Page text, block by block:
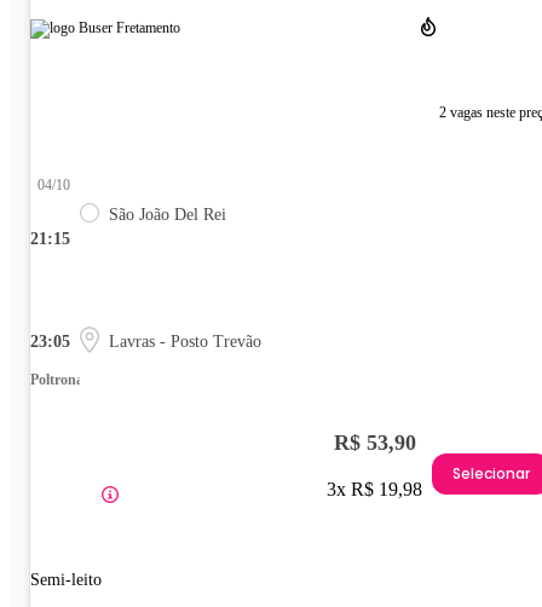
2 vagas neste
21:15
04/10
São João Del Rei
23:05 Lavras - Posto Trevão
Poltrona
Semi-leito
R$ 53,90
3x R$ 19,98
Selecionar